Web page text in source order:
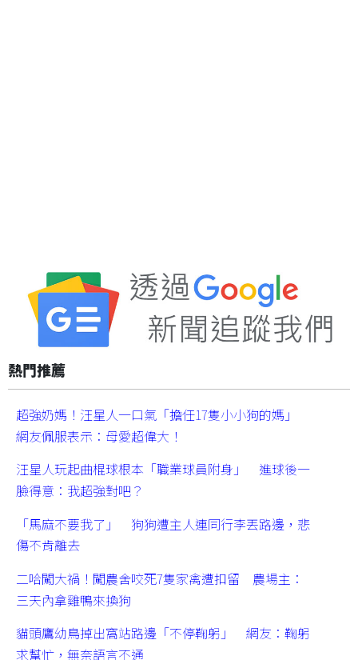
熱門推薦
超強奶媽！汪星人一口氣「擔任17隻小小狗的媽」
網友佩服表示：母愛超偉大！
汪星人玩起曲棍球根本「職業球員附身」 進球後一
臉得意：我超強對吧？
「馬麻不要我了」 狗狗遭主人連同行李丟路邊，悲
傷不肯離去
二哈闖大禍！闖農舍咬死7隻家禽遭扣留 農場主：
三天內拿雞鴨來換狗
貓頭鷹幼鳥掉出窩站路邊「不停鞠躬」 網友：鞠躬
求幫忙，無奈語言不通